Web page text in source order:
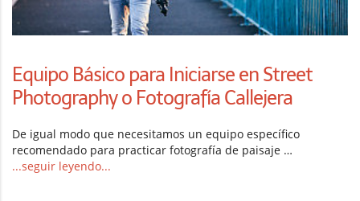
Equipo Básico para Iniciarse en Street
Photography o Fotografía Callejera
De igual modo que necesitamos un equipo específico
recomendado para practicar fotografía de paisaje …
...seguir leyendo...